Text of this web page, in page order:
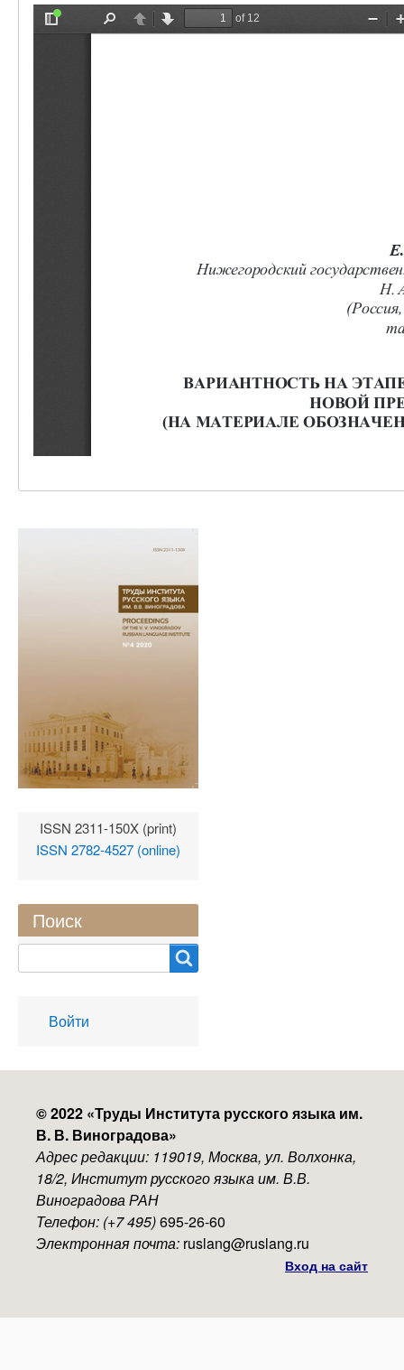
ISSN 2311-150X (print)
ISSN 2782-4527 (online)
Поиск
User
account
Войти
© 2022 «Труды Института русского языка им.
В. В. Виноградова»
Адрес редакции: 119019, Москва, ул. Волхонка,
18/2, Институт русского языка им. В.В.
Виноградова РАН
Телефон: (+7 495)695-26-60
Электронная почта: ruslang@ruslang.ru
Вход на сайт